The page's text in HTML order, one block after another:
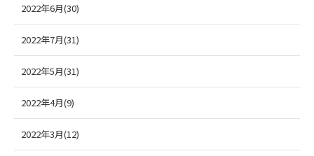
2022年6月(30)
2022年7月(31)
2022年5月(31)
2022年4月(9)
2022年3月(12)